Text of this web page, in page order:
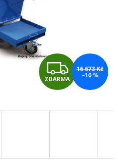
Z
D
A
ZDARMA
16 673 Kč
–10 %